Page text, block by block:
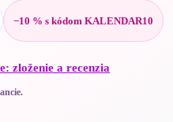
−10 % s kódom KALENDAR10
zloženie a recenzia